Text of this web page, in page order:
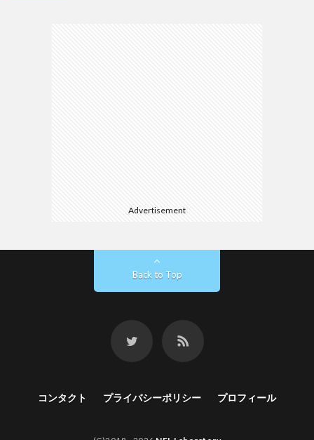
Advertisement
Back to Top
コンタクト プライバシーポリシー プロフィール